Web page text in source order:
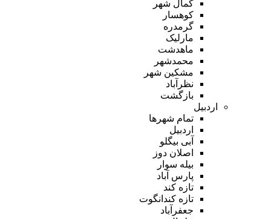
کمال شهر
کوهسار
گرمدره
مارلیک
ماهدشت
محمدشهر
مشکین شهر
نظرآباد
بازگشت
اردبیل
تمام شهر‌ها
اردبیل
آبی بیگلو
اصلان دوز
بیله سوار
پارس آباد
تازه کند
تازه کندانگوت
جعفرآباد